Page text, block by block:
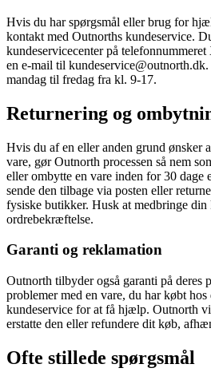
Hvis du har spørgsmål eller brug for
kontakt med Outnorths kundeservice.
kundeservicecenter på
en e-mail til
mandag til fredag fra kl. 9-17.
Returnering og
Hvis du af en eller anden grund ønsker
vare, gør Outnorth processen så nem
eller ombytte en vare inden for 30 dage
sende den tilbage via posten eller
fysiske butikker. Husk at medbringe
ordrebekræftelse.
Garanti og reklamation
Outnorth tilbyder også garanti på deres
problemer med en vare, du har købt
kundeservice for at få hjælp. Outnorth
erstatte den eller refundere dit køb,
Ofte stillede spørgsmål